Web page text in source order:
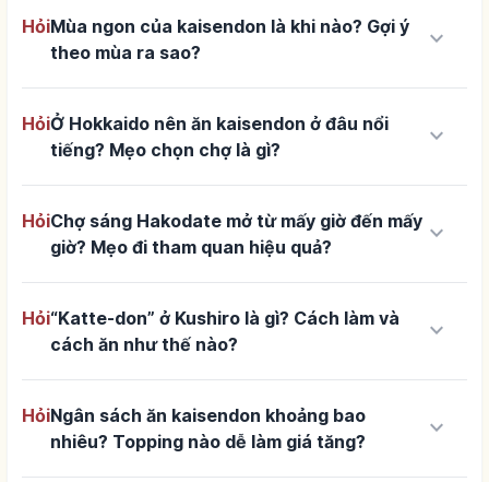
HỏiMùa ngon của kaisendon là khi nào? Gợi ý
theo mùa ra sao?
keyboard_arrow_down
HỏiỞ Hokkaido nên ăn kaisendon ở đâu nổi
tiếng? Mẹo chọn chợ là gì?
keyboard_arrow_down
HỏiChợ sáng Hakodate mở từ mấy giờ đến mấy
giờ? Mẹo đi tham quan hiệu quả?
keyboard_arrow_down
Hỏi“Katte-don” ở Kushiro là gì? Cách làm và
cách ăn như thế nào?
keyboard_arrow_down
HỏiNgân sách ăn kaisendon khoảng bao
nhiêu? Topping nào dễ làm giá tăng?
keyboard_arrow_down